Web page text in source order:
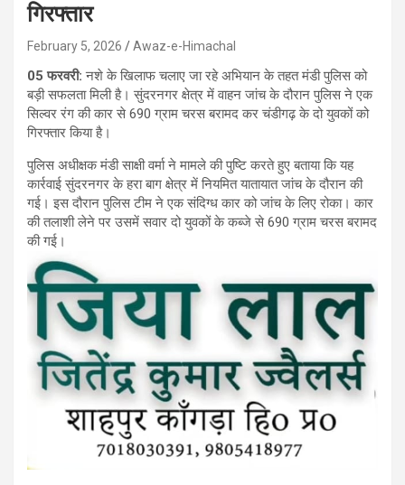
गिरफ्तार
February 5, 2026 Awaz-e-Himachal
05 फरवरी:नशे के खिलाफ चलाए जा रहे अभियान के तहत मंडी पुलिस को
बड़ी सफलता मिली है। सुंदरनगर क्षेत्र में वाहन जांच के दौरान पुलिस ने एक
सिल्वर रंग की कार से 690 ग्राम चरस बरामद कर चंडीगढ़ के दो युवकों को
गिरफ्तार किया है।
पुलिस अधीक्षक मंडी साक्षी वर्मा ने मामले की पुष्टि करते हुए बताया कि यह
कार्रवाई सुंदरनगर के हरा बाग क्षेत्र में नियमित यातायात जांच के दौरान की
गई। इस दौरान पुलिस टीम ने एक संदिग्ध कार को जांच के लिए रोका। कार
की तलाशी लेने पर उसमें सवार दो युवकों के कब्जे से 690 ग्राम चरस बरामद
की गई।